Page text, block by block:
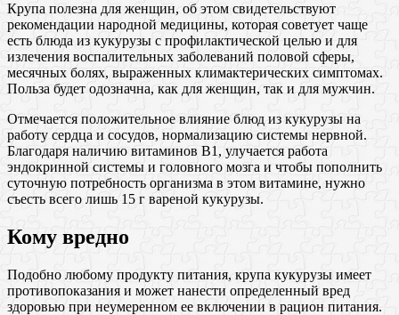
Крупа полезна для женщин, об этом свидетельствуют
рекомендации народной медицины, которая советует чаще
есть блюда из кукурузы с профилактической целью и для
излечения воспалительных заболеваний половой сферы,
месячных болях, выраженных климактерических симптомах.
Польза будет одозначна, как для женщин, так и для мужчин.
Отмечается положительное влияние блюд из кукурузы на
работу сердца и сосудов, нормализацию системы нервной.
Благодаря наличию витаминов В1, улучается работа
эндокринной системы и головного мозга и чтобы пополнить
суточную потребность организма в этом витамине, нужно
съесть всего лишь 15 г вареной кукурузы.
Кому вредно
Подобно любому продукту питания, крупа кукурузы имеет
противопоказания и может нанести определенный вред
здоровью при неумеренном ее включении в рацион питания.